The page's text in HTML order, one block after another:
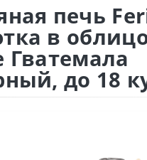
печь
в
Гватемала
до 18